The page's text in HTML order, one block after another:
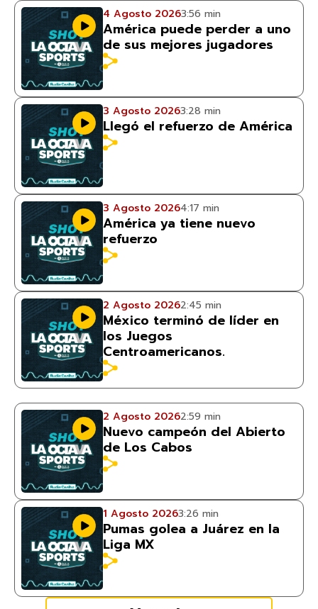
4 Agosto 20263:56 min
América puede perder a uno
de sus mejores jugadores
3 Agosto 20263:28 min
Llegó el refuerzo de América
3 Agosto 20264:17 min
América ya tiene nuevo
refuerzo
2 Agosto 20262:45 min
México terminó de líder en
los Juegos
Centroamericanos.
2 Agosto 20262:59 min
Nuevo campeón del Abierto
de Los Cabos
1 Agosto 20263:26 min
Pumas golea a Juárez en la
Liga MX